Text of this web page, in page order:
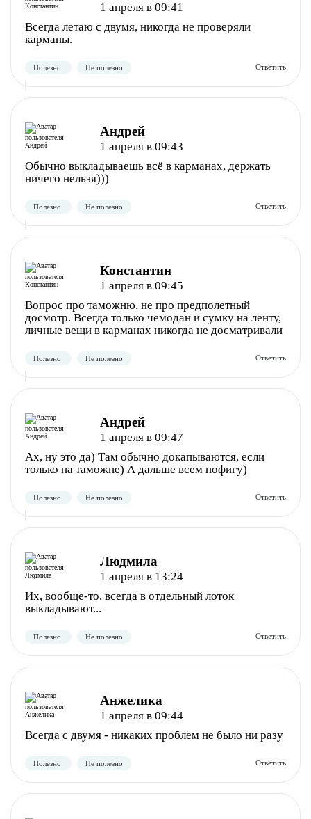
1 апреля в 09:41
Всегда летаю с двумя, никогда не проверяли
карманы.
Полезно Не полезно
Андрей
1 апреля в 09:43
Обычно выкладываешь всё в карманах, держать
ничего нельзя)))
Полезно Не полезно
Константин
1 апреля в 09:45
Вопрос про таможню, не про предполетный
досмотр. Всегда только чемодан и сумку на ленту,
личные вещи в карманах никогда не досматривали
Андрей
1 апреля в 09:47
Ах, ну это да) Там обычно докапываются, если
только на таможне) А дальше всем пофигу)
Людмила
1 апреля в 13:24
Их, вообще-то, всегда в отдельный лоток
выкладывают...
Анжелика
1 апреля в 09:44
Всегда с двумя - никаких проблем не было ни разу